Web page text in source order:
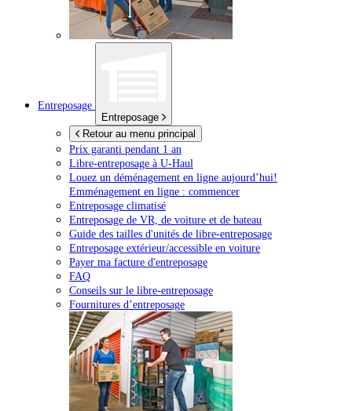
Entreposage
Entreposage
Retour au menu principal
Prix garanti pendant 1 an
Libre-entreposage à U-Haul
Louez un déménagement en ligne aujourd’hui!
Emménagement en ligne : commencer
Entreposage climatisé
Entreposage de VR, de voiture et de bateau
Guide des tailles d'unités de libre-entreposage
Entreposage extérieur/accessible en voiture
Payer ma facture d'entreposage
FAQ
Conseils sur le libre-entreposage
Fournitures d’entreposage